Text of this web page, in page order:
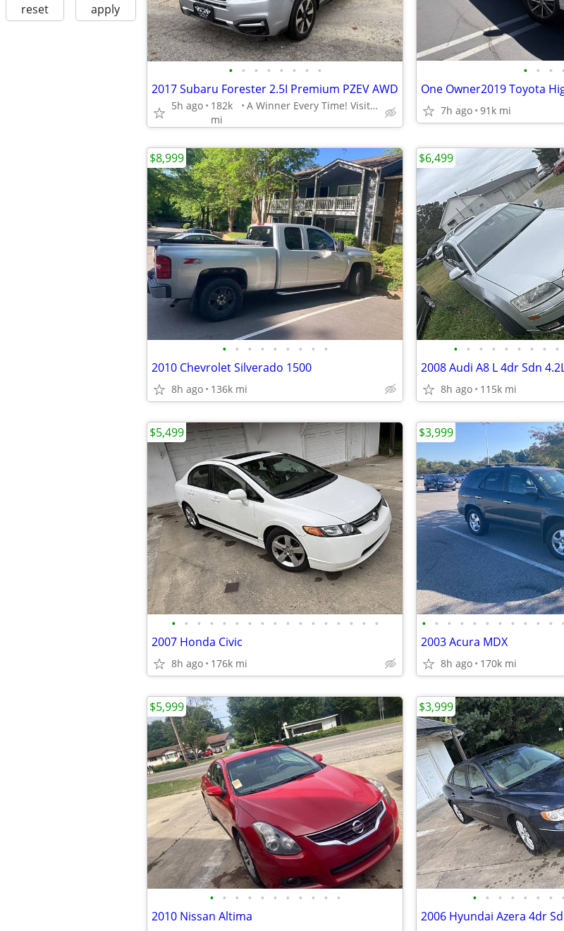
reset apply
• • • • • • • •
2017 Subaru Forester 2.5I Premium PZEV AWD
5h ago
182k
mi
A Winner Every Time! Visit Us Today!
• • • •
7h ago 91k mi
• • • • • • • • •
2010 Chevrolet Silverado 1500
8h ago 136k mi
$8,999
• • • • • • • • •
2008 Audi A8 L 4dr Sdn
8h ago 115k mi
$6,499
• • • • • • • • • • • • • • • • •
2007 Honda Civic
8h ago 176k mi
$5,499
• • • • • • • • • • • •
2003 Acura MDX
8h ago 170k mi
$3,999
• • • • • • • • • • •
2010 Nissan Altima
$5,999
• • • • • • • •
2006 Hyundai Azera 4dr
$3,999